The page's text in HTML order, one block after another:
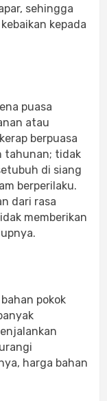
sehingga
kepada
puasa
atau
berpuasa
tahunan; tidak
di siang
berperilaku.
dari rasa
memberikan
pokok
harga bahan